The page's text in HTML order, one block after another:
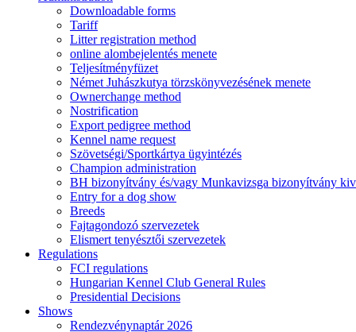
Downloadable forms
Tariff
Litter registration method
online alombejelentés menete
Teljesítményfüzet
Német Juhászkutya törzskönyvezésének menete
Ownerchange method
Nostrification
Export pedigree method
Kennel name request
Szövetségi/Sportkártya ügyintézés
Champion administration
BH bizonyítvány és/vagy Munkavizsga bizonyítvány
Entry for a dog show
Breeds
Fajtagondozó szervezetek
Elismert tenyésztői szervezetek
Regulations
FCI regulations
Hungarian Kennel Club General Rules
Presidential Decisions
Shows
Rendezvénynaptár 2026